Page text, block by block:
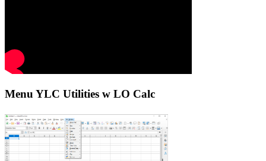
Menu YLC Utilities w LO Calc